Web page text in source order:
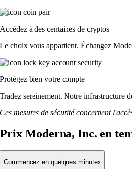
Accédez à des centaines de cryptos
Le choix vous appartient. Échangez
Protégez bien votre compte
Tradez sereinement. Notre infrastructure
Ces mesures de sécurité concernent
Prix Moderna, Inc. en
Commencez en quelques minutes